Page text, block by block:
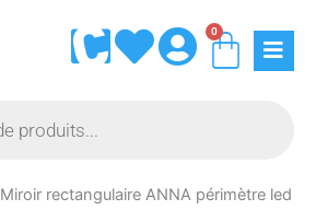
0
Miroir rectangulaire ANNA périmètre led